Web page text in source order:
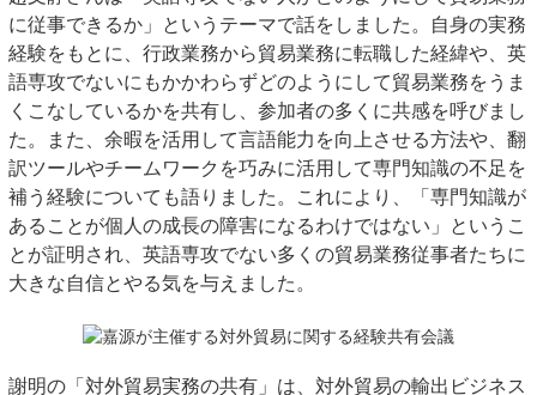
に従事できるか」というテーマで話をしました。自身の実務
経験をもとに、行政業務から貿易業務に転職した経緯や、英
語専攻でないにもかかわらずどのようにして貿易業務をうま
くこなしているかを共有し、参加者の多くに共感を呼びまし
た。また、余暇を活用して言語能力を向上させる方法や、翻
訳ツールやチームワークを巧みに活用して専門知識の不足を
補う経験についても語りました。これにより、「専門知識が
あることが個人の成長の障害になるわけではない」というこ
とが証明され、英語専攻でない多くの貿易業務従事者たちに
大きな自信とやる気を与えました。
謝明の「対外貿易実務の共有」は、対外貿易の輸出ビジネス